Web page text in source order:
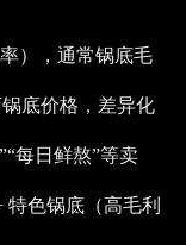
），通常锅底毛
底价格，差异化
每日鲜熬”等卖
色锅底（高毛利